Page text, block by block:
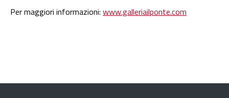
Per maggiori informazioni: www.galleriailponte.com